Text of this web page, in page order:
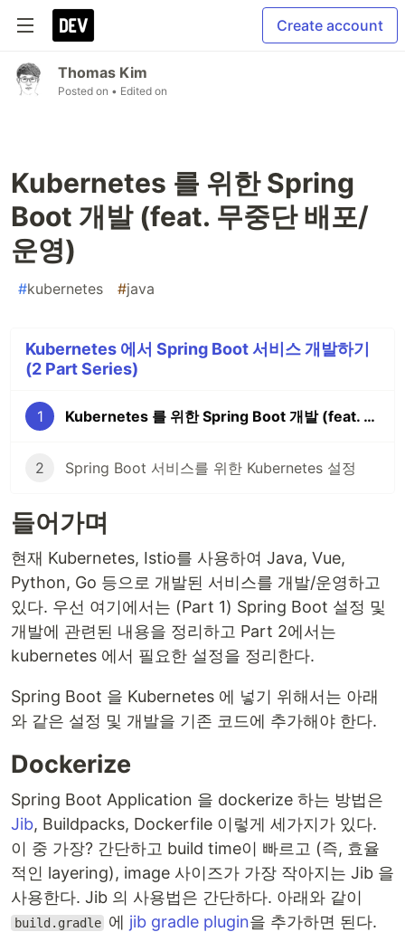
Create account
Thomas Kim
Posted on • Edited on
Kubernetes 를 위한 Spring
Boot 개발 (feat. 무중단 배포/
운영)
#kubernetes #java
Kubernetes 에서 Spring Boot 서비스 개발하기
(2 Part Series)
1 Kubernetes 를 위한 Spring Boot 개발 (feat. 무중단 배포/운영)
2 Spring Boot 서비스를 위한 Kubernetes 설정
들어가며
현재 Kubernetes, Istio를 사용하여 Java, Vue,
Python, Go 등으로 개발된 서비스를 개발/운영하고
있다. 우선 여기에서는 (Part 1) Spring Boot 설정 및
개발에 관련된 내용을 정리하고 Part 2에서는
kubernetes 에서 필요한 설정을 정리한다.
Spring Boot 을 Kubernetes 에 넣기 위해서는 아래
와 같은 설정 및 개발을 기존 코드에 추가해야 한다.
Dockerize
Spring Boot Application 을 dockerize 하는 방법은
Jib, Buildpacks, Dockerfile 이렇게 세가지가 있다.
이 중 가장? 간단하고 build time이 빠르고 (즉, 효율
적인 layering), image 사이즈가 가장 작아지는 Jib 을
사용한다. Jib 의 사용법은 간단하다. 아래와 같이
build.gradle 에 jib gradle plugin을 추가하면 된다.